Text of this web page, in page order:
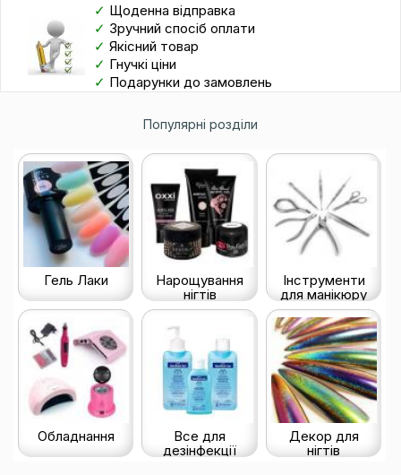
✓ Щоденна відправка
✓ Зручний спосіб оплати
✓ Якісний товар
✓ Гнучкі ціни
✓ Подарунки до замовлень
Популярні розділи
Гель Лаки
Нарощування
нігтів
Інструменти
для манікюру
Обладнання
Все для
дезінфекції
Декор для
нігтів